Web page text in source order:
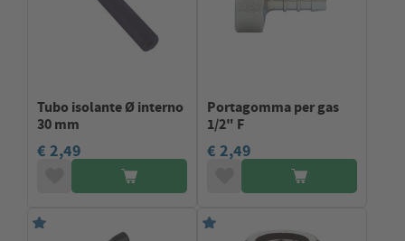
Tubo isolante Ø interno
30 mm
€ 2,49
Portagomma per gas
1/2" F
€ 2,49